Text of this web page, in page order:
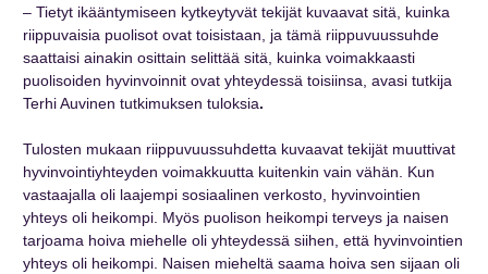
– Tietyt ikääntymiseen kytkeytyvät tekijät kuvaavat sitä, kuinka
riippuvaisia puolisot ovat toisistaan, ja tämä riippuvuussuhde
saattaisi ainakin osittain selittää sitä, kuinka voimakkaasti
puolisoiden hyvinvoinnit ovat yhteydessä toisiinsa, avasi tutkija
Terhi Auvinen tutkimuksen tuloksia.
Tulosten mukaan riippuvuussuhdetta kuvaavat tekijät muuttivat
hyvinvointiyhteyden voimakkuutta kuitenkin vain vähän. Kun
vastaajalla oli laajempi sosiaalinen verkosto, hyvinvointien
yhteys oli heikompi. Myös puolison heikompi terveys ja naisen
tarjoama hoiva miehelle oli yhteydessä siihen, että hyvinvointien
yhteys oli heikompi. Naisen mieheltä saama hoiva sen sijaan oli